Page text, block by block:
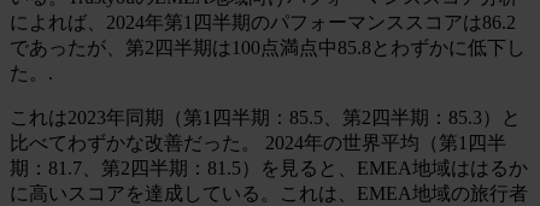
によれば、2024年第1四半期のパフォーマンススコアは86.2
であったが、第2四半期は100点満点中85.8とわずかに低下し
た。.
これは2023年同期（第1四半期：85.5、第2四半期：85.3）と
比べてわずかな改善だった。 2024年の世界平均（第1四半
期：81.7、第2四半期：81.5）を見ると、EMEA地域ははるか
に高いスコアを達成している。これは、EMEA地域の旅行者